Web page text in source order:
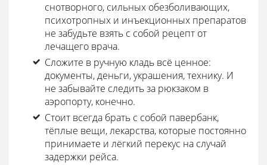
снотворного, сильных обезболивающих,
психотропных и инъекционных препаратов
не забудьте взять с собой рецепт от
лечащего врача.
Сложите в ручную кладь всё ценное:
документы, деньги, украшения, технику. И
не забывайте следить за рюкзаком в
аэропорту, конечно.
Стоит всегда брать с собой павербанк,
тёплые вещи, лекарства, которые постоянно
принимаете и лёгкий перекус на случай
задержки рейса.